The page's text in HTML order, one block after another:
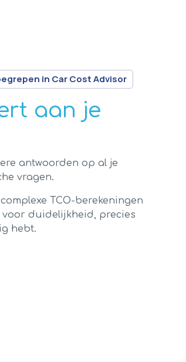
in Car Cost Advisor
aan je
antwoorden op al je
vragen.
TCO-berekeningen
duidelijkheid, precies
hebt.